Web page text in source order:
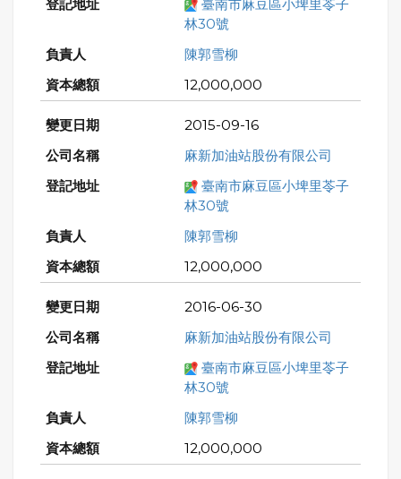
臺南市麻豆區小埤里苓子
林30號
陳郭雪柳
12,000,000
2015-09-16
麻新加油站股份有限公司
臺南市麻豆區小埤里苓子
林30號
陳郭雪柳
12,000,000
2016-06-30
麻新加油站股份有限公司
臺南市麻豆區小埤里苓子
林30號
陳郭雪柳
12,000,000